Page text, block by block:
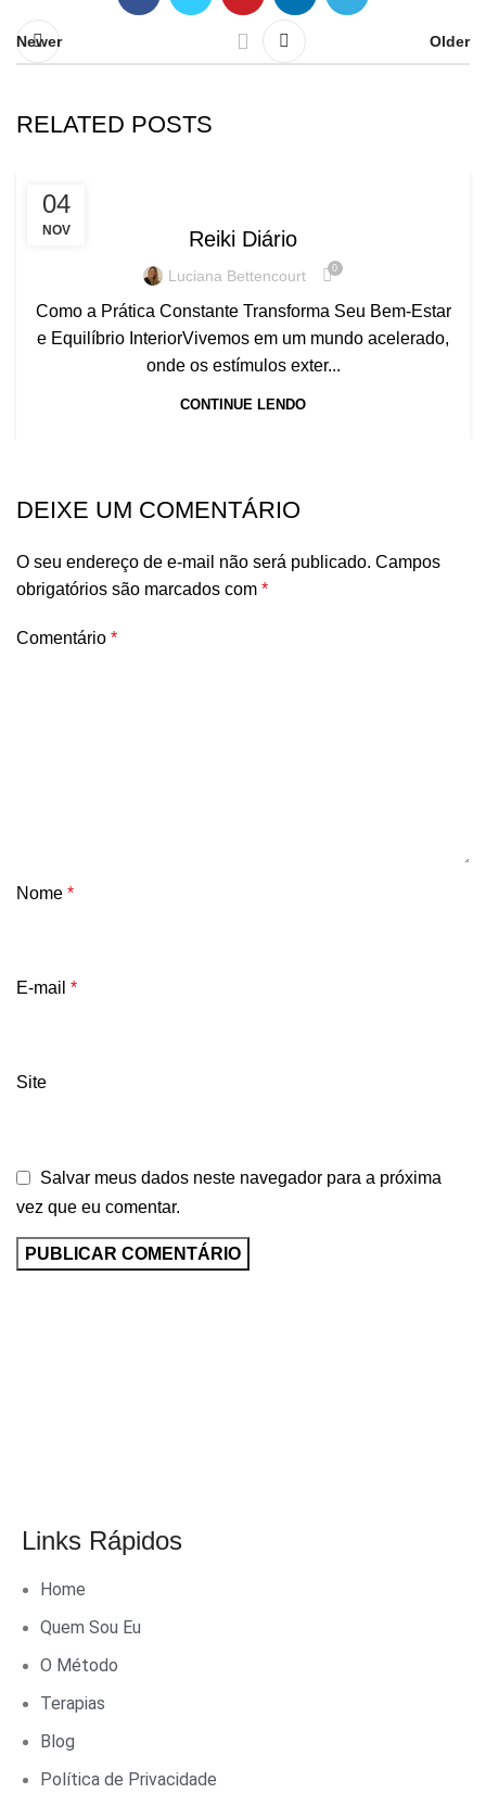
Newer Older
RELATED POSTS
04
NOV
REIKI
Reiki Diário
Luciana Bettencourt 0
Como a Prática Constante Transforma Seu Bem-Estar
e Equilíbrio InteriorVivemos em um mundo acelerado,
onde os estímulos exter...
CONTINUE LENDO
DEIXE UM COMENTÁRIO
O seu endereço de e-mail não será publicado. Campos
obrigatórios são marcados com *
Comentário *
Nome *
E-mail *
Site
Salvar meus dados neste navegador para a próxima
vez que eu comentar.
Links Rápidos
Home
Quem Sou Eu
O Método
Terapias
Blog
Política de Privacidade